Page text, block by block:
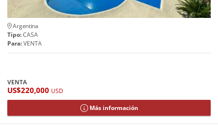
Argentina
Tipo:CASA
Para:VENTA
VENTA
US$220,000 USD
Más información